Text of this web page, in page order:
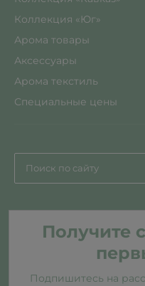
Коллекция «Юг»
Арома товары
Аксессуары
Арома текстиль
Специальные цены
Получите
Подпишитесь на